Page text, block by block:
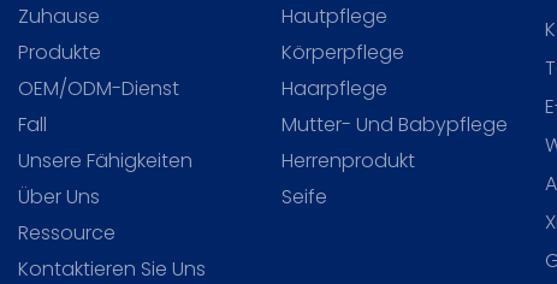
Zuhause
Produkte
OEM/ODM-Dienst
Fall
Unsere Fähigkeiten
Über Uns
Ressource
Kontaktieren Sie Uns
Hautpflege
Körperpflege
Haarpflege
Mutter- Und Babypflege
Herrenprodukt
Seife